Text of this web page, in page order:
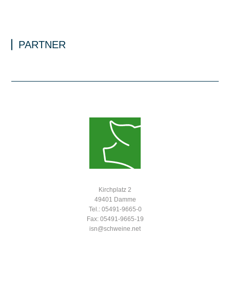
PARTNER
Kirchplatz 2
49401 Damme
Tel.: 05491-9665-0
Fax: 05491-9665-19
isn@schweine.net